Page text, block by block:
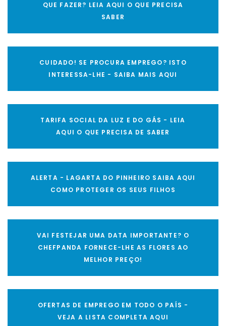
QUE FAZER? LEIA AQUI O QUE PRECISA
SABER
CUIDADO! SE PROCURA EMPREGO? ISTO
INTERESSA-LHE - SAIBA MAIS AQUI
TARIFA SOCIAL DA LUZ E DO GÁS - LEIA
AQUI O QUE PRECISA DE SABER
ALERTA - LAGARTA DO PINHEIRO SAIBA AQUI
COMO PROTEGER OS SEUS FILHOS
VAI FESTEJAR UMA DATA IMPORTANTE? O
CHEFPANDA FORNECE-LHE AS FLORES AO
MELHOR PREÇO!
OFERTAS DE EMPREGO EM TODO O PAÍS -
VEJA A LISTA COMPLETA AQUI